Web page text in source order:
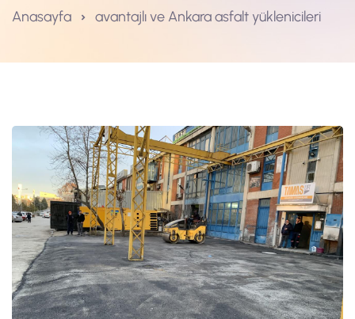
Anasayfa avantajlı ve Ankara asfalt yüklenicileri